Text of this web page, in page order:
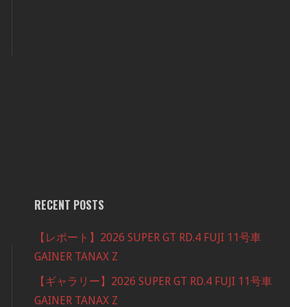
RECENT POSTS
【レポート】2026 SUPER GT RD.4 FUJI 11号車
GAINER TANAX Z
【ギャラリー】2026 SUPER GT RD.4 FUJI 11号車
GAINER TANAX Z